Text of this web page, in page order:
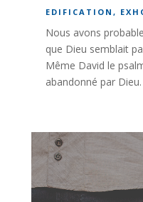
EDIFICATION ,
Nous avons
que Dieu semblait
Même David le
abandonné par Dieu.